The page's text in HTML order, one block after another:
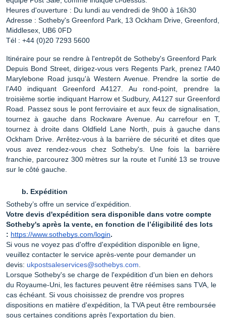
Heures d'ouverture : Du lundi au vendredi de 9h00 à 16h30
Adresse : Sotheby's Greenford Park, 13 Ockham Drive, Greenford,
Middlesex, UB6 0FD
Tél : +44 (0)20 7293 5600
Itinéraire pour se rendre à l'entrepôt de Sotheby's Greenford Park
Depuis Bond Street, dirigez-vous vers Regents Park, prenez l'A40
Marylebone Road jusqu'à Western Avenue. Prendre la sortie de
l'A40 indiquant Greenford A4127. Au rond-point, prendre la
troisième sortie indiquant Harrow et Sudbury, A4127 sur Greenford
Road. Passez sous le pont ferroviaire et aux feux de signalisation,
tournez à gauche dans Rockware Avenue. Au carrefour en T,
tournez à droite dans Oldfield Lane North, puis à gauche dans
Ockham Drive. Arrêtez-vous à la barrière de sécurité et dites que
vous avez rendez-vous chez Sotheby's. Une fois la barrière
franchie, parcourez 300 mètres sur la route et l'unité 13 se trouve
sur le côté gauche.
Expédition
Sotheby’s offre un service d’expédition.
Votre devis d'expédition sera disponible dans votre compte
Sotheby's après la vente, en fonction de l’éligibilité des lots
: https://www.sothebys.com/login.
Si vous ne voyez pas d'offre d'expédition disponible en ligne,
veuillez contacter le service après-vente pour demander un
devis: ukpostsaleservices@sothebys.com
Lorsque Sotheby's se charge de l'expédition d'un bien en dehors
du Royaume-Uni, les factures peuvent être réémises sans TVA, le
cas échéant. Si vous choisissez de prendre vos propres
dispositions en matière d'expédition, la TVA peut être remboursée
sous certaines conditions après l'exportation du bien.